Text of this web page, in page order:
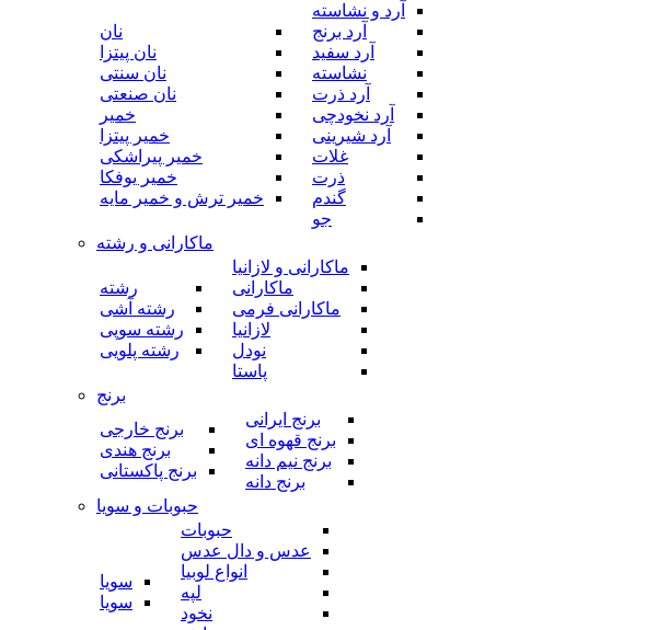
آرد و نشاسته
آرد برنج
آرد سفید
نشاسته
آرد ذرت
آرد نخودچی
آرد شیرینی
غلات
ذرت
گندم
جو
نان
نان پیتزا
نان سنتی
نان صنعتی
خمیر
خمیر پیتزا
خمیر پیراشکی
خمیر یوفکا
خمیر ترش و خمیر مایه
ماکارانی و رشته
ماکارانی و لازانیا
ماکارانی
ماکارانی فرمی
لازانیا
نودل
پاستا
رشته
رشته آشی
رشته سوپی
رشته پلویی
برنج
برنج ایرانی
برنج قهوه ای
برنج نیم دانه
برنج دانه
برنج خارجی
برنج هندی
برنج پاکستانی
حبوبات و سویا
حبوبات
عدس و دال عدس
انواع لوبیا
لپه
نخود
سویا
سویا